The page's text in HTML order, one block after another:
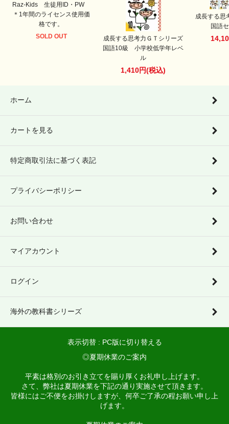
Raz-Kids 生徒用ID・PW
＊1年間のライセンス使用価
格です。
SOLD OUT
成長する思考力ＧＴシリーズ
国語10級 小学校低学年レベ
ル
1,410円(税込)
成長する思
国語
ホーム
カートを見る
特定商取引法に基づく表記
プライバシーポリシー
お問い合わせ
マイアカウント
ログイン
海外の教科書シリーズ
表示切替 : PC版に切り替える
◎夏期休業のご案内
平素は格別のお引き立てを賜り厚くお礼申し上げます。
さて、弊社は夏期休業を下記の通り実施させて頂きます。
皆様にはご不便をお掛けしますが、何卒ご了承の程お願い申し上
げます。